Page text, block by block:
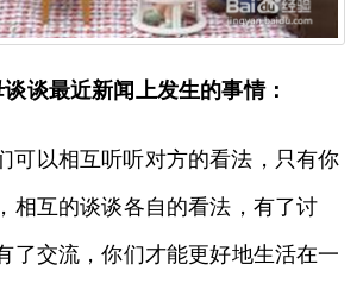
谈最近新闻上发生的事情：
可以相互听听对方的看法，只有你
相互的谈谈各自的看法，有了讨
了交流，你们才能更好地生活在一